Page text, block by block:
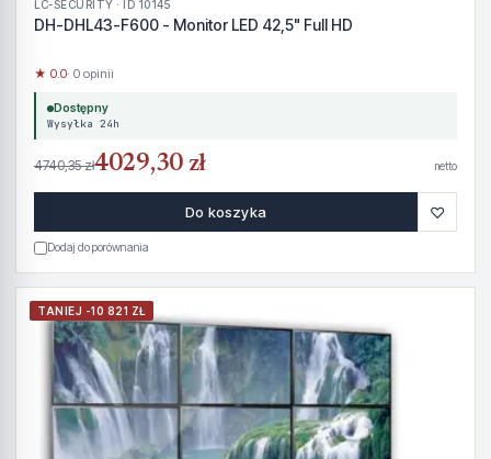
LC-SECURITY · ID 10145
DH-DHL43-F600 - Monitor LED 42,5" Full HD
★ 0.0· 0 opinii
Dostępny
Wysyłka 24h
4740,35 zł4029,30 zł netto
Do koszyka ♡
Dodaj do porównania
TANIEJ -10 821 ZŁ